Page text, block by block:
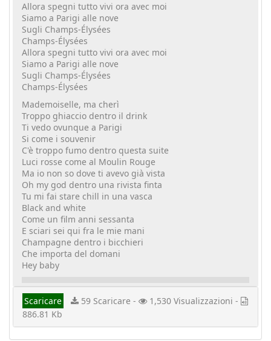
Allora spegni tutto vivi ora avec moi
Siamo a Parigi alle nove
Sugli Champs-Élysées
Champs-Élysées
Allora spegni tutto vivi ora avec moi
Siamo a Parigi alle nove
Sugli Champs-Élysées
Champs-Élysées
Mademoiselle, ma cherì
Troppo ghiaccio dentro il drink
Ti vedo ovunque a Parigi
Si come i souvenir
C'è troppo fumo dentro questa suite
Luci rosse come al Moulin Rouge
Ma io non so dove ti avevo già vista
Oh my god dentro una rivista finta
Tu mi fai stare chill in una vasca
Black and white
Come un film anni sessanta
E sciari sei qui fra le mie mani
Champagne dentro i bicchieri
Che importa del domani
Hey baby
Scaricare 59 Scaricare -
1,530 Visualizzazioni -
886.81 Kb